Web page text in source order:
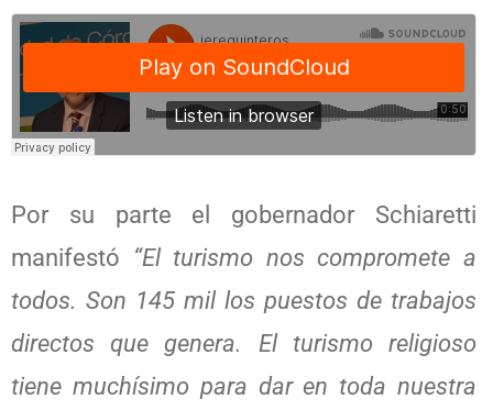
Por su parte el gobernador Schiaretti
manifestó “El turismo nos compromete a
todos. Son 145 mil los puestos de trabajos
directos que genera. El turismo religioso
tiene muchísimo para dar en toda nuestra